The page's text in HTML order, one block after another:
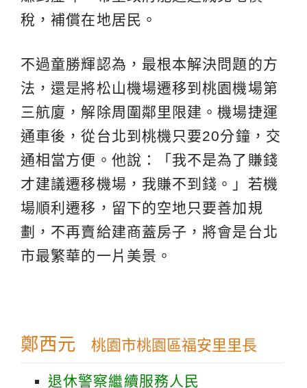
稅，補償在地居民。
不過童勝輝認為，最根本解決問題的方
法，還是將松山機場遷移到桃園機場第
三航廈，解除周圍鄰里限建。機場捷運
通車後，從台北到桃機只要20分鐘，交
通相當方便。他說：「我不是為了賺錢
才建議遷移機場，我賺不到錢。」若機
場順利遷移，留下的空地只要善加規
劃，不再賣給建商蓋房子，將會是台北
市最繁華的一片美景。
鄭西元 桃園市桃園區福安里里長
退休警察繼續服務人民